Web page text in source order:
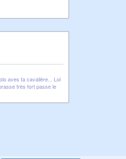
aves ta cavalière... Lol
très fort passe le